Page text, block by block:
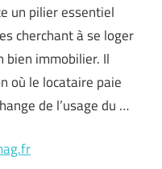
un pilier essentiel
cherchant à se loger
bien immobilier. Il
où le locataire paie
de l’usage du …